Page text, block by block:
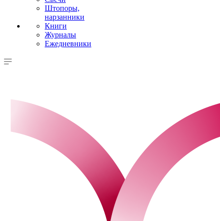
Штопоры,
нарзанники
Книги
Журналы
Ежедневники